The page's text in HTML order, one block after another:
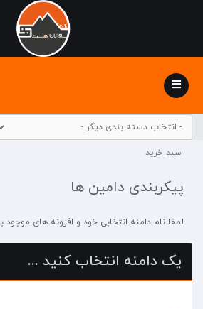
Toggle
navigation
سبد خرید
پیکربندی دامین ها
لطفا نام دامنه انتخابی خود و افزونه های موجود
یک دامنه انتخاب کنید ...